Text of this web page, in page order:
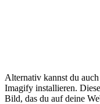
Alternativ kannst du
Imagify installieren.
Bild, das du auf deine